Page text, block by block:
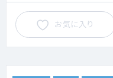
お気に入り